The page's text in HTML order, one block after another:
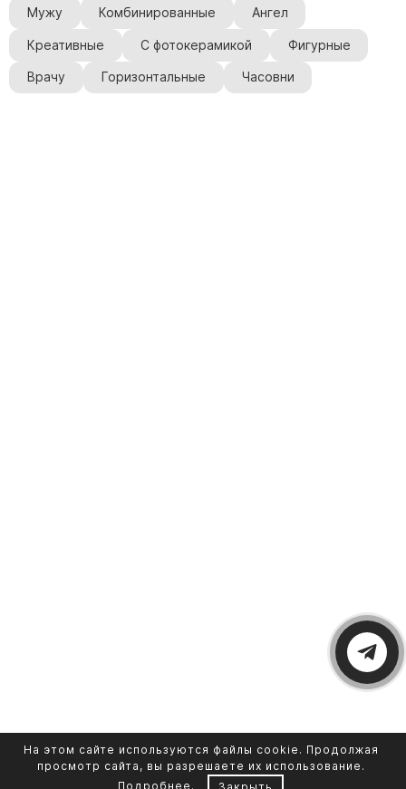
Мужу Комбинированные Ангел
Креативные С фотокерамикой Фигурные
Врачу Горизонтальные Часовни
На этом сайте используются файлы cookie. Продолжая
просмотр сайта, вы разрешаете их использование.
Подробнее .